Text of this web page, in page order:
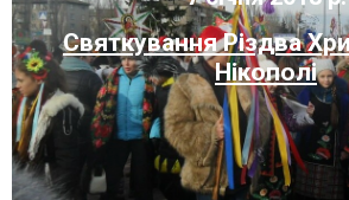
Святкування Різдва
Нікополі